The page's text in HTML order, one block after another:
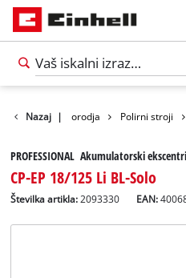
Nazaj |
Avtomobilska orodja Polirni stroji
PROFESSIONAL Akumulatorski
CP-EP 18/125 Li BL-Solo
Številka artikla: 2093330 EAN: